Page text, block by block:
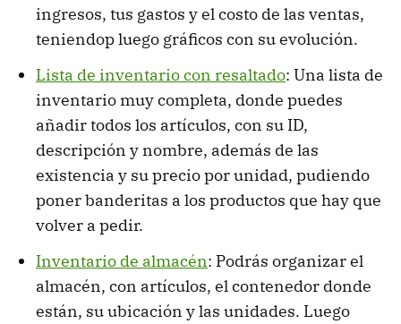
ingresos, tus gastos y el costo de las ventas,
teniendop luego gráficos con su evolución.
Lista de inventario con resaltado: Una lista de
inventario muy completa, donde puedes
añadir todos los artículos, con su ID,
descripción y nombre, además de las
existencia y su precio por unidad, pudiendo
poner banderitas a los productos que hay que
volver a pedir.
Inventario de almacén: Podrás organizar el
almacén, con artículos, el contenedor donde
están, su ubicación y las unidades. Luego